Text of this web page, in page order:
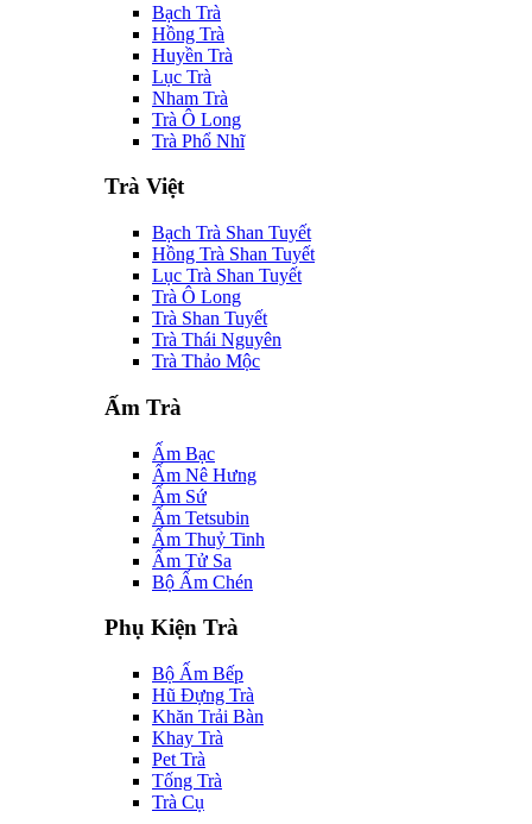
Bạch Trà
Hồng Trà
Huyền Trà
Lục Trà
Nham Trà
Trà Ô Long
Trà Phổ Nhĩ
Trà Việt
Bạch Trà Shan Tuyết
Hồng Trà Shan Tuyết
Lục Trà Shan Tuyết
Trà Ô Long
Trà Shan Tuyết
Trà Thái Nguyên
Trà Thảo Mộc
Ấm Trà
Ấm Bạc
Ấm Nê Hưng
Ấm Sứ
Ấm Tetsubin
Ấm Thuỷ Tinh
Ấm Tử Sa
Bộ Ấm Chén
Phụ Kiện Trà
Bộ Ấm Bếp
Hũ Đựng Trà
Khăn Trải Bàn
Khay Trà
Pet Trà
Tống Trà
Trà Cụ